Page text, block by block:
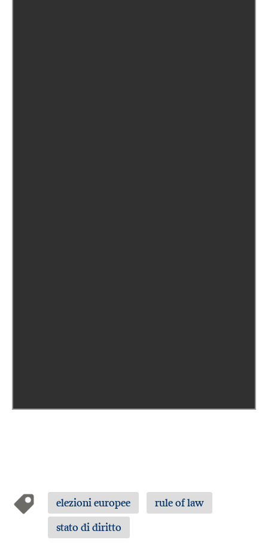
elezioni europee
rule of law
stato di diritto